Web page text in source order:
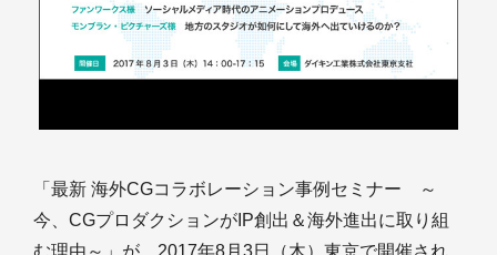
「最新 海外CGコラボレーション事例セミナー ～
今、CGプロダクションがIP創出＆海外進出に取り組
む理由～」が、2017年8月3日（木）東京で開催され